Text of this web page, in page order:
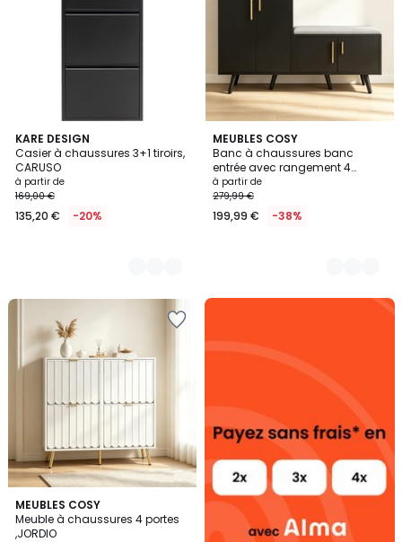
KARE DESIGN
Casier à chaussures 3+1 tiroirs,
CARUSO
à partir de
169,00 €
135,20 € -20%
12
Couleurs
MEUBLES COSY
Banc à chaussures banc
entrée avec rangement 4
portes, NESTERB
à partir de
279,99 €
199,99 € -38%
2
Couleurs
MEUBLES COSY
Meuble à chaussures 4 portes
,JORDIO
Alma
sans